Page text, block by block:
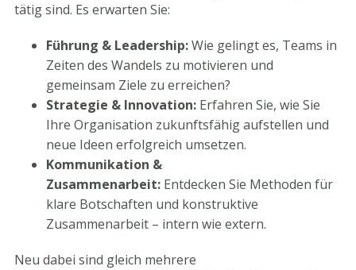
tätig sind. Es erwarten Sie:
Führung & Leadership:Wie gelingt es, Teams in
Zeiten des Wandels zu motivieren und
gemeinsam Ziele zu erreichen?
Strategie & Innovation: Erfahren Sie, wie Sie
Ihre Organisation zukunftsfähig aufstellen und
neue Ideen erfolgreich umsetzen.
Kommunikation &
Zusammenarbeit: Entdecken Sie Methoden für
klare Botschaften und konstruktive
Zusammenarbeit – intern wie extern.
Neu dabei sind gleich mehrere